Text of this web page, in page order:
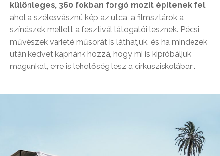
különleges, 360 fokban forgó mozit építenek fel,
ahol a szélesvásznú kép az utca, a filmsztárok a
színészek mellett a fesztivál látogatói lesznek. Pécsi
művészek varieté műsorát is láthatjuk, és ha mindezek
után kedvet kapnánk hozzá, hogy mi is kipróbáljuk
magunkat, erre is lehetőség lesz a cirkusziskolában.